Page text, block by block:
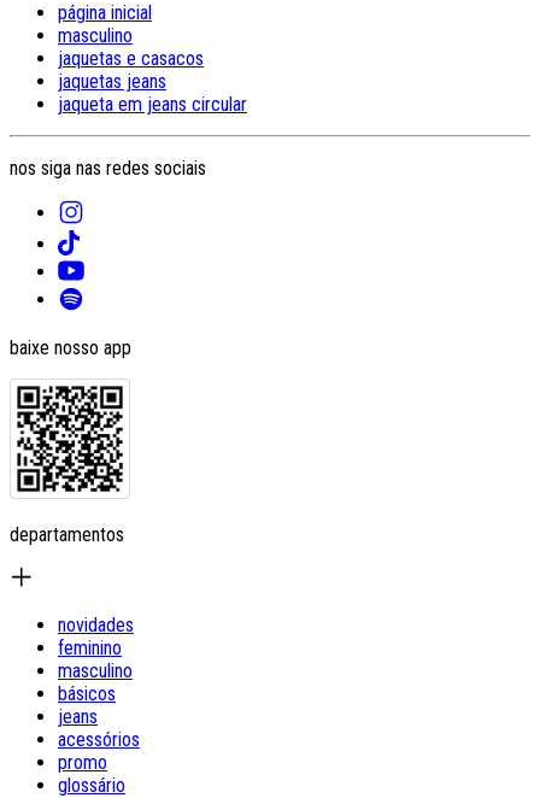
página inicial
masculino
jaquetas e casacos
jaquetas jeans
jaqueta em jeans circular
nos siga nas redes sociais
baixe nosso app
departamentos
novidades
feminino
masculino
básicos
jeans
acessórios
promo
glossário